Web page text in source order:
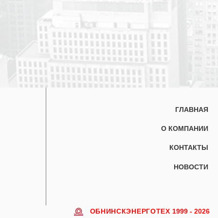
ГЛАВНАЯ
О КОМПАНИИ
КОНТАКТЫ
НОВОСТИ
ОБНИНСКЭНЕРГОТЕХ 1999 - 2026